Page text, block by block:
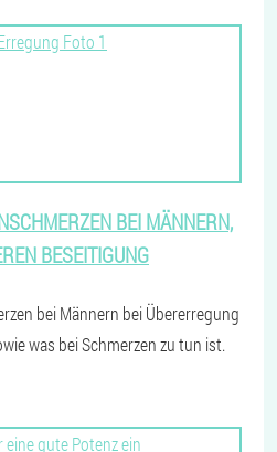
BEI MÄNNERN,
BESEITIGUNG
bei Männern bei Übererregung
was bei Schmerzen zu tun ist.